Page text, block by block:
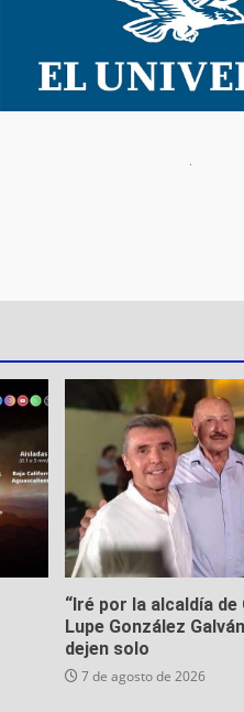
“Iré por la alcaldía de
Lupe González
dejen solo
7 de agosto de 2026